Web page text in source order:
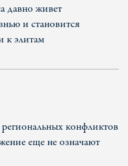
давно живет
и становится
к элитам
конфликтов
еще не означают